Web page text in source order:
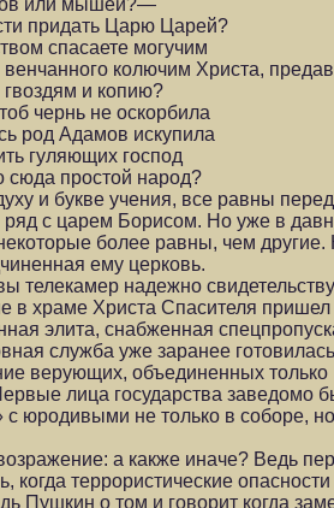
или мышей?—
придать Царю Царей?
спасаете могучим
колючим Христа,
и копию?
чернь не оскорбила
род Адамов искупила
гуляющих господ
сюда простой народ?
и букве учения, все равны
ряд с царем Борисом. Но уже в
более равны, чем другие.
ему церковь.
телекамер надежно
в храме Христа Спасителя
элита, снабженная
служба уже заранее готовилась
верующих, объединенных только
лица государства заведомо
с юродивыми не только в соборе,
а какже иначе? Ведь
когда террористические
Пушкин о том и говорит когда